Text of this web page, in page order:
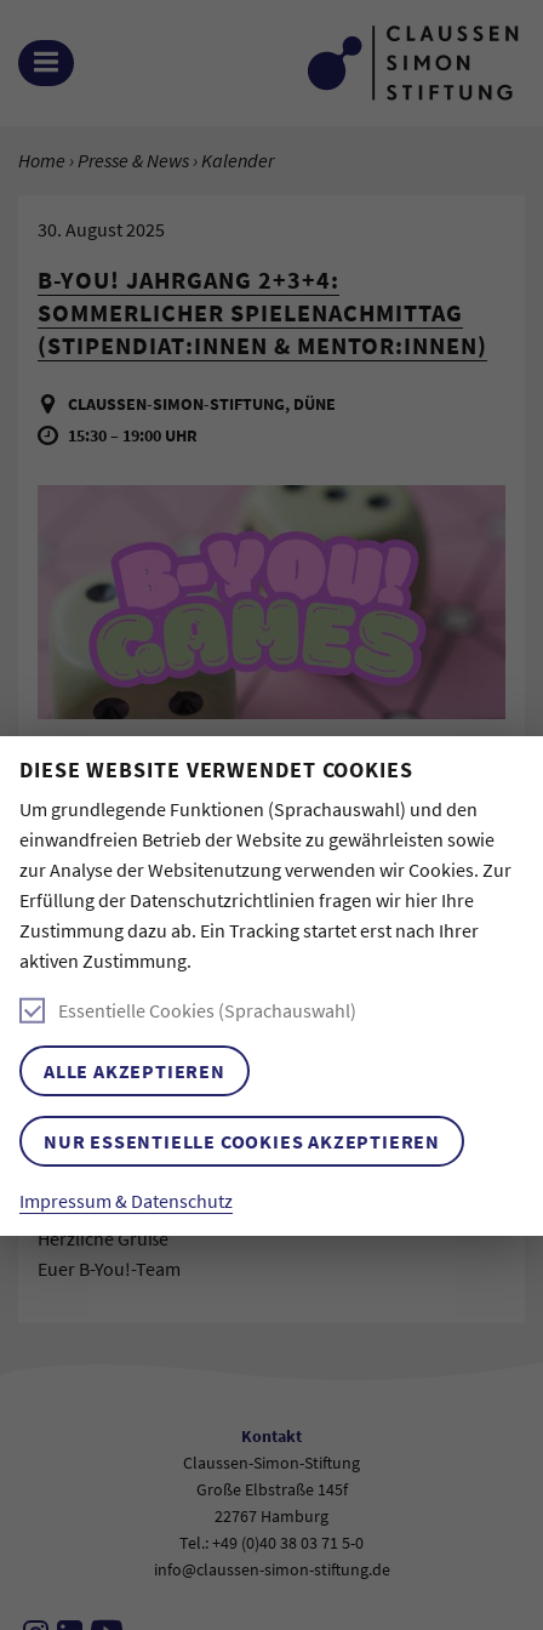
DIESE WEBSITE VERWENDET COOKIES
Um grundlegende Funktionen (Sprachauswahl) und den
einwandfreien Betrieb der Website zu gewährleisten sowie
zur Analyse der Websitenutzung verwenden wir Cookies. Zur
Erfüllung der Datenschutzrichtlinien fragen wir hier Ihre
Zustimmung dazu ab. Ein Tracking startet erst nach Ihrer
aktiven Zustimmung.
Essentielle Cookies (Sprachauswahl)
ALLE AKZEPTIEREN
NUR ESSENTIELLE COOKIES AKZEPTIEREN
Impressum & Datenschutz
Zum Inhalt springen
MENÜ ÖFFNEN
SIE BEFINDEN SICH HIER:
Home Presse & News Aktuelle Seite:
Kalender
30. August 2025
B-YOU! JAHRGANG 2+3+4:
SOMMERLICHER SPIELENACHMITTAG
(STIPENDIAT:INNEN & MENTOR:INNEN)
CLAUSSEN-SIMON-STIFTUNG, DÜNE
15:30 – 19:00 UHR
🎲 Einladung zum B-You!-Spielenachmittag 🎲
Liebe Stipendiat:innen, liebe Mentor:innen,
wir laden euch ganz herzlich zu einem gemütlichen
Spielenachmittag ein!
Lasst uns gemeinsam spielen, lachen und eine
entspannte Zeit verbringen.
🗓 Wann? Am 30. August 2015 ab 15:30 Uhr
📍 Wo? Auf der Düne in der CSS!
🍿 Was gibt's? Getränke, Snacks – und jede Menge Spaß!
Bringt gerne eure Lieblingsspiele mit – ob Brettspiele,
Kartenspiele oder etwas ganz anderes. Wir freuen uns auf
Herzliche Grüße
Euer B-You!-Team
Kontakt
Claussen-Simon-Stiftung
Große Elbstraße 145f
22767 Hamburg
Tel.: +49 (0)40 38 03 71 5-0
info@claussen-simon-stiftung.de